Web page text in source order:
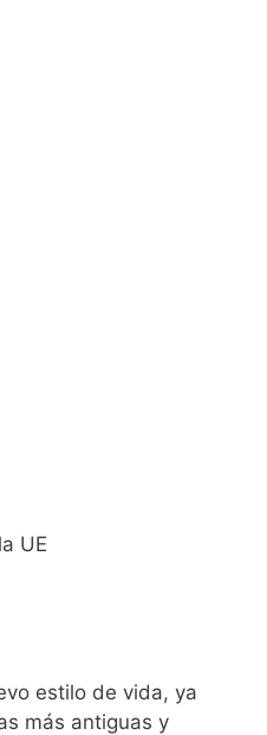
estilo de vida, ya
más antiguas y